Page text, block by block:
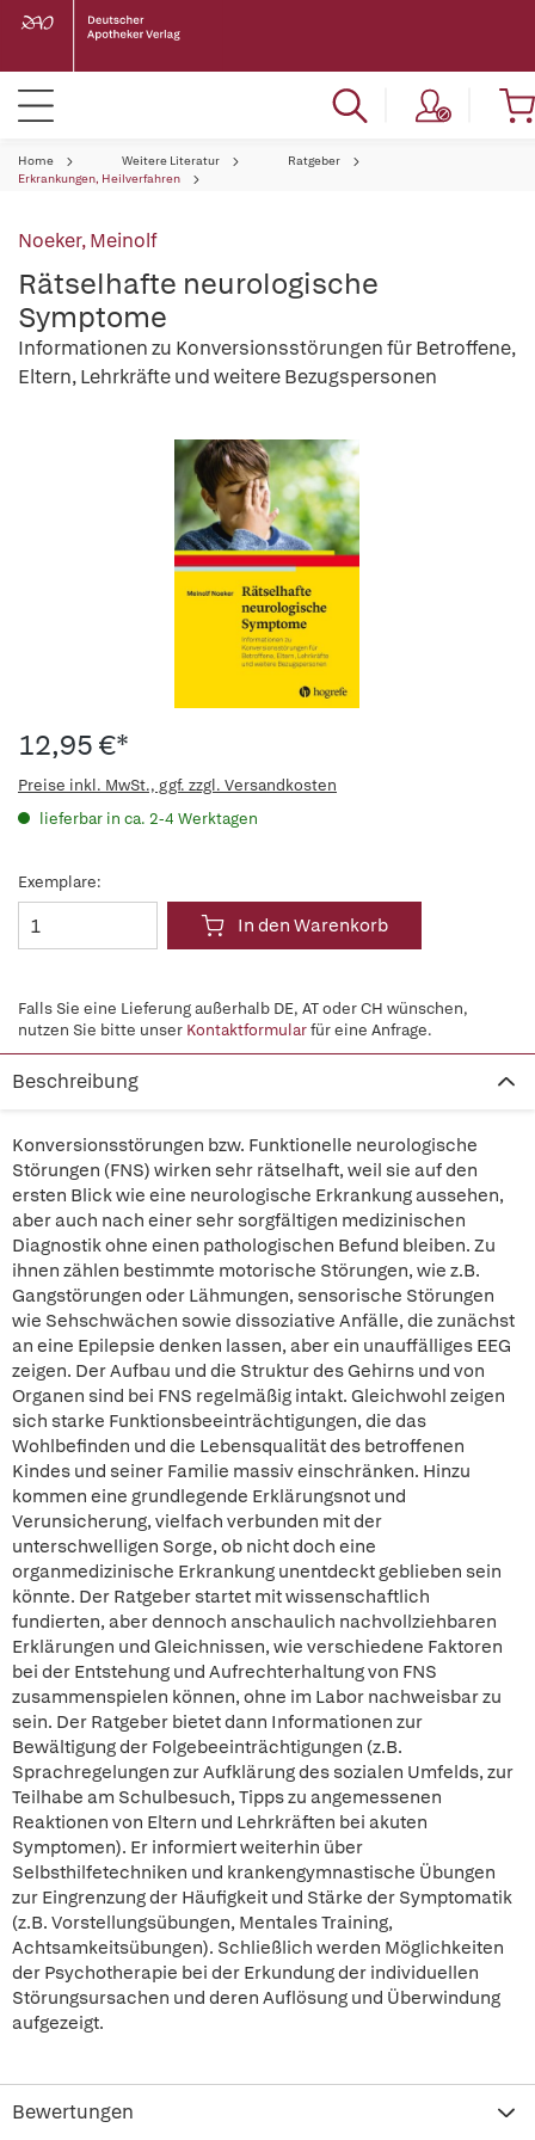
Home Weitere Literatur
Ratgeber
Erkrankungen, Heilverfahren
Noeker, Meinolf
Rätselhafte neurologische
Symptome
Informationen zu Konversionsstörungen für Betroffene,
Eltern, Lehrkräfte und weitere Bezugspersonen
12,95 €*
Preise inkl. MwSt., ggf. zzgl. Versandkosten
lieferbar in ca. 2-4 Werktagen
Exemplare:
In den Warenkorb
Falls Sie eine Lieferung außerhalb DE, AT oder CH wünschen,
nutzen Sie bitte unser Kontaktformularfür eine Anfrage.
Beschreibung
Konversionsstörungen bzw. Funktionelle neurologische
Störungen (FNS) wirken sehr rätselhaft, weil sie auf den
ersten Blick wie eine neurologische Erkrankung aussehen,
aber auch nach einer sehr sorgfältigen medizinischen
Diagnostik ohne einen pathologischen Befund bleiben. Zu
ihnen zählen bestimmte motorische Störungen, wie z.B.
Gangstörungen oder Lähmungen, sensorische Störungen
wie Sehschwächen sowie dissoziative Anfälle, die zunächst
an eine Epilepsie denken lassen, aber ein unauffälliges EEG
zeigen. Der Aufbau und die Struktur des Gehirns und von
Organen sind bei FNS regelmäßig intakt. Gleichwohl zeigen
sich starke Funktionsbeeinträchtigungen, die das
Wohlbefinden und die Lebensqualität des betroffenen
Kindes und seiner Familie massiv einschränken. Hinzu
kommen eine grundlegende Erklärungsnot und
Verunsicherung, vielfach verbunden mit der
unterschwelligen Sorge, ob nicht doch eine
organmedizinische Erkrankung unentdeckt geblieben sein
könnte. Der Ratgeber startet mit wissenschaftlich
fundierten, aber dennoch anschaulich nachvollziehbaren
Erklärungen und Gleichnissen, wie verschiedene Faktoren
bei der Entstehung und Aufrechterhaltung von FNS
zusammenspielen können, ohne im Labor nachweisbar zu
sein. Der Ratgeber bietet dann Informationen zur
Bewältigung der Folgebeeinträchtigungen (z.B.
Sprachregelungen zur Aufklärung des sozialen Umfelds, zur
Teilhabe am Schulbesuch, Tipps zu angemessenen
Reaktionen von Eltern und Lehrkräften bei akuten
Symptomen). Er informiert weiterhin über
Selbsthilfetechniken und krankengymnastische Übungen
zur Eingrenzung der Häufigkeit und Stärke der Symptomatik
(z.B. Vorstellungsübungen, Mentales Training,
Achtsamkeitsübungen). Schließlich werden Möglichkeiten
der Psychotherapie bei der Erkundung der individuellen
Störungsursachen und deren Auflösung und Überwindung
aufgezeigt.
Bewertungen